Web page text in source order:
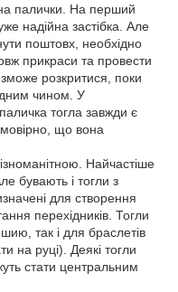
палички. На перший
надійна застібка. Але
поштовх, необхідно
прикраси та провести
зможе розкритися, поки
чином. У
тогла завжди є
що вона
Найчастіше
бувають і тогли з
для створення
перехідників. Тогли
так і для браслетів
на руці). Деякі тогли
стати центральним